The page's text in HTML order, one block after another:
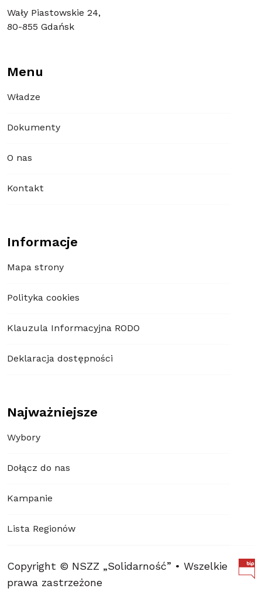
Wały Piastowskie 24,
80-855 Gdańsk
Menu
Władze
Dokumenty
O nas
Kontakt
Informacje
Mapa strony
Polityka cookies
Klauzula Informacyjna RODO
Deklaracja dostępności
Najważniejsze
Wybory
Dołącz do nas
Kampanie
Lista Regionów
Copyright © NSZZ „Solidarność” • Wszelkie
prawa zastrzeżone